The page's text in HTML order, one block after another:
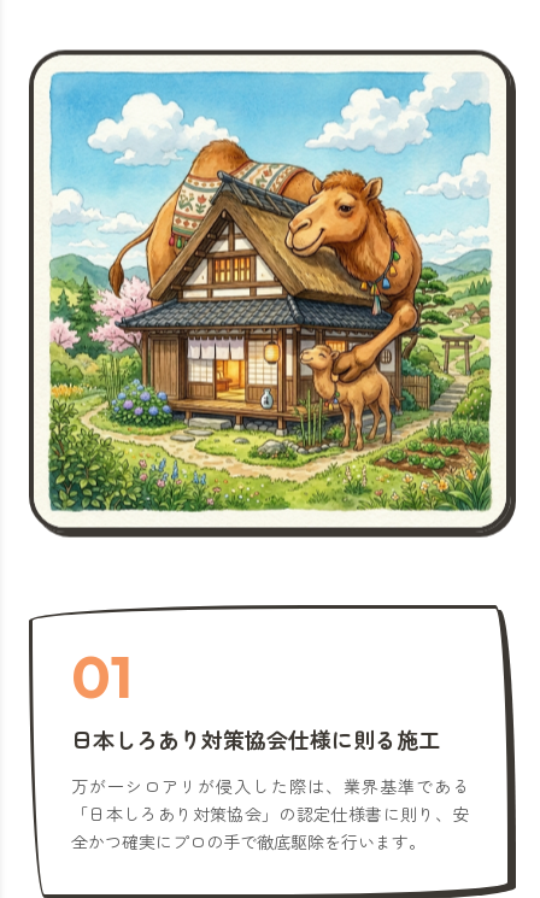
01
日本しろあり対策協会仕様に則る施工
万が一シロアリが侵入した際は、業界基準である
「日本しろあり対策協会」の認定仕様書に則り、安
全かつ確実にプロの手で徹底駆除を行います。